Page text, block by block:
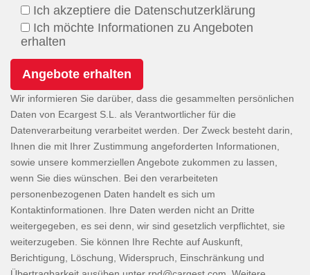
Ich akzeptiere die Datenschutzerklärung
Ich möchte Informationen zu Angeboten
erhalten
Wir informieren Sie darüber, dass die gesammelten persönlichen
Daten von Ecargest S.L. als Verantwortlicher für die
Datenverarbeitung verarbeitet werden. Der Zweck besteht darin,
Ihnen die mit Ihrer Zustimmung angeforderten Informationen,
sowie unsere kommerziellen Angebote zukommen zu lassen,
wenn Sie dies wünschen. Bei den verarbeiteten
personenbezogenen Daten handelt es sich um
Kontaktinformationen. Ihre Daten werden nicht an Dritte
weitergegeben, es sei denn, wir sind gesetzlich verpflichtet, sie
weiterzugeben. Sie können Ihre Rechte auf Auskunft,
Berichtigung, Löschung, Widerspruch, Einschränkung und